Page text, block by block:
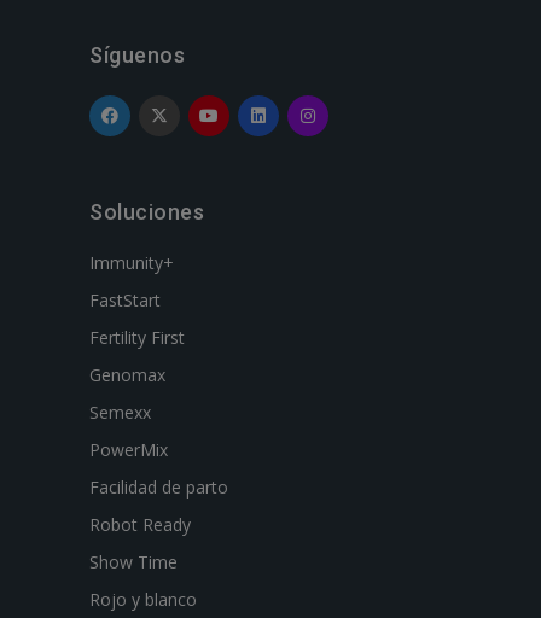
Síguenos
Soluciones
Immunity+
FastStart
Fertility First
Genomax
Semexx
PowerMix
Facilidad de parto
Robot Ready
Show Time
Rojo y blanco